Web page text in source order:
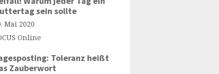
sein sollte
Mai 2020
Online
Toleranz heißt
Zauberwort